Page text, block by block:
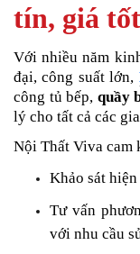
tín, giá
Với nhiều năm
đại, công suất lớn,
công tủ bếp, quầy
lý cho tất cả các
Nội Thất Viva cam
Khảo sát
Tư vấn
với nhu cầu